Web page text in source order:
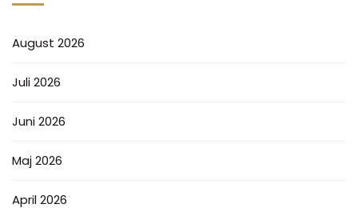
August 2026
Juli 2026
Juni 2026
Maj 2026
April 2026